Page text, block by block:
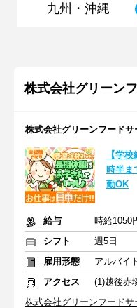
九州・沖縄
株式会社グリーン
株式会社グリーンフード
【学
時半ま
勤OK
給与
時給1050
シフト
週5日
雇用形態
アルバイ
アクセス
(1)越後赤
株式会社グリーンフード